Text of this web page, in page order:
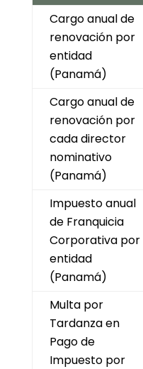
Cargo anual de
renovación por
entidad
(Panamá)
Cargo anual de
renovación por
cada director
nominativo
(Panamá)
Impuesto anual
de Franquicia
Corporativa por
entidad
(Panamá)
Multa por
Tardanza en
Pago de
Impuesto por